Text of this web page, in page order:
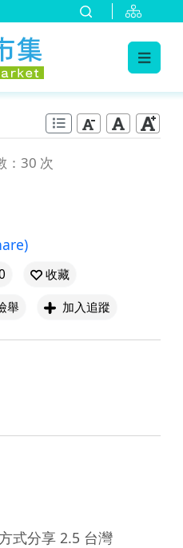
：30 次
收藏
舉 加入追蹤
式分享 2.5 台灣